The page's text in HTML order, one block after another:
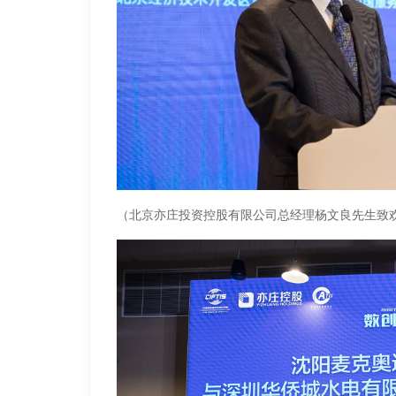
（北京亦庄投资控股有限公司总经理杨文良先生致